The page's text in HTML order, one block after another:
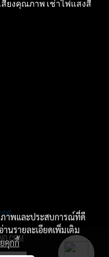
สียงคุณภาพ เช่าไฟแสงสี
ภาพและประสบการณ์ที่ดี
นรายละเอียดเพิ่มเติม
คุกกี้